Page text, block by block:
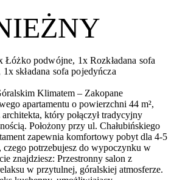
Łóżko podwójne, 1x Rozkładana sofa
składana sofa pojedyńcza
Klimatem – Zakopane
apartamentu o powierzchni 44 m²,
który połączył tradycyjny
Położony przy ul. Chałubińskiego
zapewnia komfortowy pobyt dla 4-5
czego potrzebujesz do wypoczynku w
znajdziesz: Przestronny salon z
w przytulnej, góralskiej atmosferze.